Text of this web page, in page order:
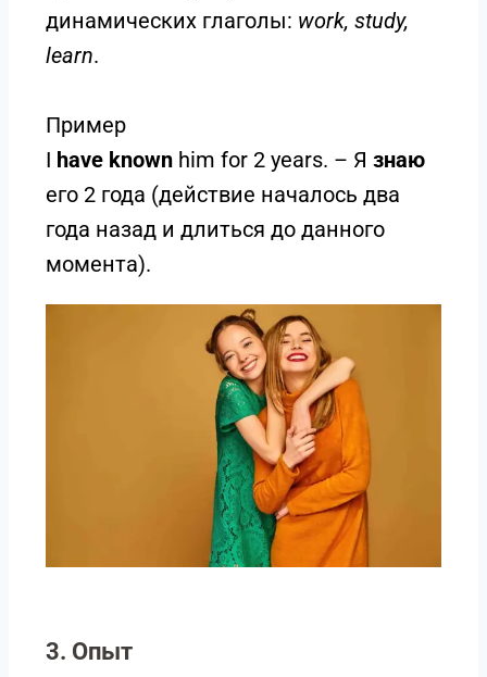
динамических глаголы: work, study,
learn.
Пример
I have known him for 2 years. – Я знаю
его 2 года (действие началось два
года назад и длиться до данного
момента).
3. Опыт